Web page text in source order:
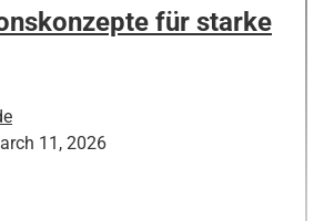
für starke
11, 2026